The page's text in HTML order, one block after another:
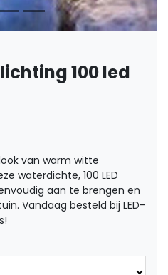
100 led
van warm witte
waterdichte, 100 LED
aan te brengen en
Vandaag besteld bij LED-